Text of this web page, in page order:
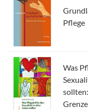
Pflege
Was